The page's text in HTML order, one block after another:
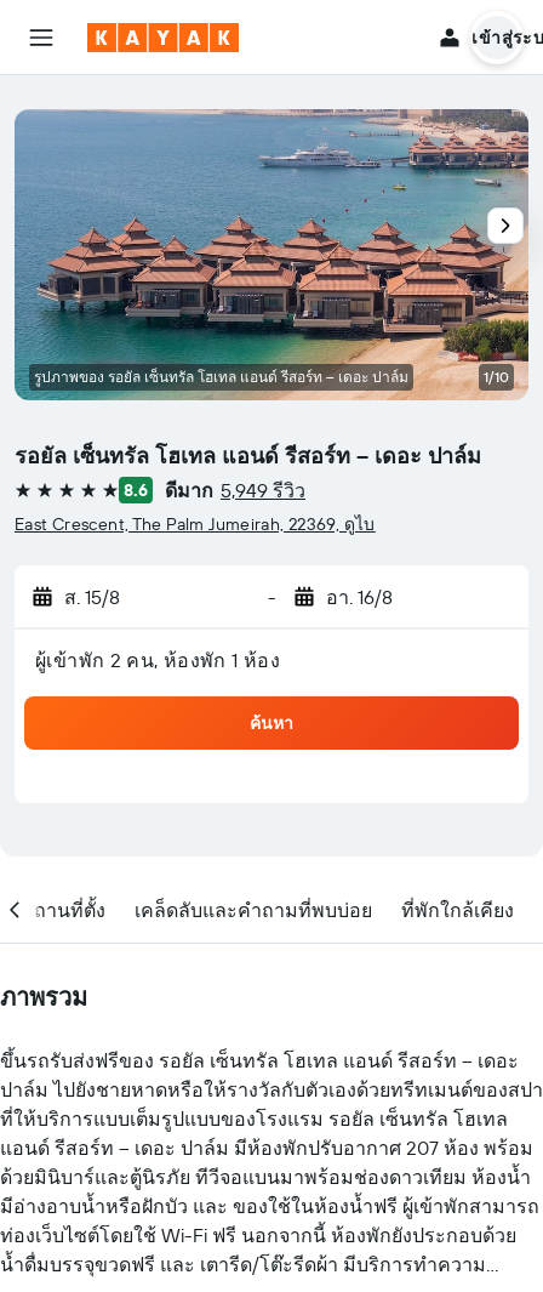
เข้าสู่ระ
รอยัล เซ็นทรัล โฮเทล แอนด์ รีสอร์ท – เดอะ ปาล์ม
5 ดาว 8.6 ดีมาก 5,949 รีวิว
East Crescent, The Palm Jumeirah, 22369, ดูไบ
ส. 15/8 - อา. 16/8
ผู้เข้าพัก 2 คน, ห้องพัก 1 ห้อง
ค้นหา
รูปภาพของ รอยัล เซ็นทรัล โฮเทล แอนด์ รีสอร์ท – เดอะ ปาล์ม 1/10
สถานที่ตั้ง เคล็ดลับและคำถามที่พบบ่อย ที่พักใกล้เคียง
ภาพรวม
ขึ้นรถรับส่งฟรีของ รอยัล เซ็นทรัล โฮเทล แอนด์ รีสอร์ท – เดอะ
ปาล์ม ไปยังชายหาดหรือให้รางวัลกับตัวเองด้วยทรีทเมนต์ของสปา
ที่ให้บริการแบบเต็มรูปแบบของโรงแรม รอยัล เซ็นทรัล โฮเทล
แอนด์ รีสอร์ท – เดอะ ปาล์ม มีห้องพักปรับอากาศ 207 ห้อง พร้อม
ด้วยมินิบาร์และตู้นิรภัย ทีวีจอแบนมาพร้อมช่องดาวเทียม ห้องน้ำ
มีอ่างอาบน้ำหรือฝักบัว และ ของใช้ในห้องน้ำฟรี ผู้เข้าพักสามารถ
ท่องเว็บไซต์โดยใช้ Wi-Fi ฟรี นอกจากนี้ ห้องพักยังประกอบด้วย
น้ำดื่มบรรจุขวดฟรี และ เตารีด/โต๊ะรีดผ้า มีบริการทำความ